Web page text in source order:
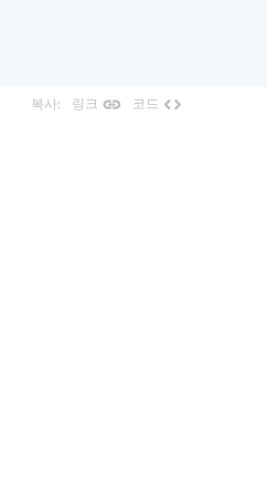
복사: 링크 link 코드 code